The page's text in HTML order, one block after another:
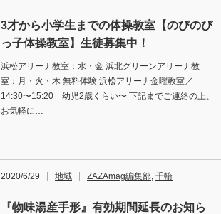
3才から小学生までの体操教室【のびのび
っ子体操教室】生徒募集中！
浜松アリーナ教室：水・金 浜北グリーンアリーナ教
室：月・火・木 無料体験 浜松アリーナ金曜教室／
14:30〜15:20 幼児2歳くらい〜 下記までご連絡の上、
お気軽に…
2020/6/29 地域 ZAZAmag編集部, 千輪
『物味湯産手形』有効期間延長のお知ら